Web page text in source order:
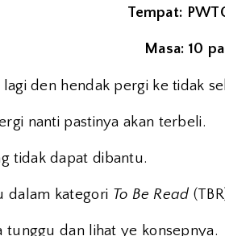
Tempat:
Masa: 10
lagi den hendak pergi ke tidak
nanti pastinya akan terbeli.
tidak dapat dibantu.
dalam kategori To Be Read
tunggu dan lihat ye konsepnya.